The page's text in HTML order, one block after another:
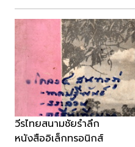
วีรไทยสนามชัยรำลึก
หนังสืออิเล็กทรอนิกส์